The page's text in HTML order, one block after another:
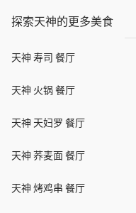
探索天神的更多美食
天神 寿司 餐厅
天神 火锅 餐厅
天神 天妇罗 餐厅
天神 荞麦面 餐厅
天神 烤鸡串 餐厅